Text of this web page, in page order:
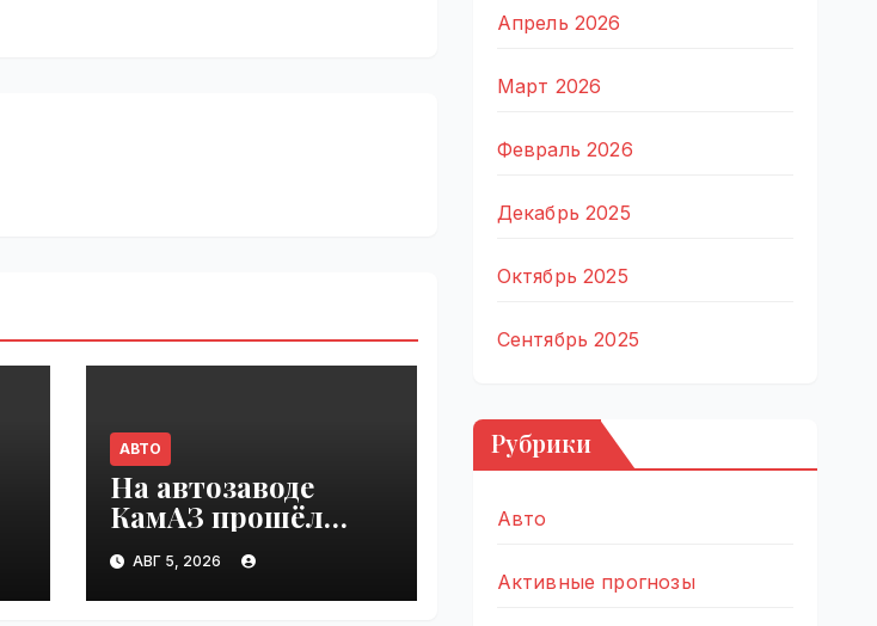
АВТО
На автозаводе
КамАЗ прошёл
первый «День
шаурмы» |
VseTime.ru
АВГ 5, 2026
Апрель 2026
Март 2026
Февраль 2026
Декабрь 2025
Октябрь 2025
Сентябрь 2025
Рубрики
Авто
Активные прогнозы